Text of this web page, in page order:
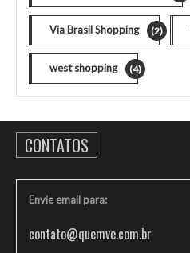
Via Brasil Shopping (2)
west shopping (4)
CONTATOS
Envie email para:
contato@quemve.com.br